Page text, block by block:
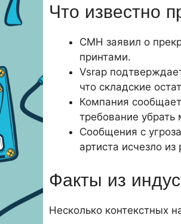
Что известно
CMH заявил о
принтами.
Vsrap
что складские
Компания
требование
Сообщения с
артиста исчезло
Факты из
Несколько контекстных